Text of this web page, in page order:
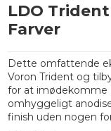
LDO
Farver
Dette omfattende
Voron Trident og
for at imødekomme
omhyggeligt
finish uden nogen